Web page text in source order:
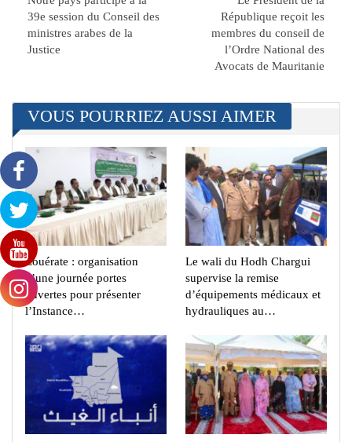
39e session du Conseil des
ministres arabes de la
Justice
République reçoit les
membres du conseil de
l’Ordre National des
Avocats de Mauritanie
VOUS POURRIEZ AUSSI AIMER
Zouérate : organisation
d’une journée portes
ouvertes pour présenter
l’Instance…
Le wali du Hodh Chargui
supervise la remise
d’équipements médicaux et
hydrauliques au…